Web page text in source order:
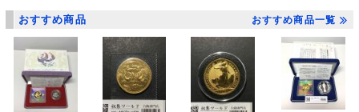
おすすめ商品 おすすめ商品一覧